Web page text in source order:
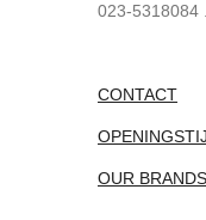
023-5318084 .
CONTACT
OUR BRANDS